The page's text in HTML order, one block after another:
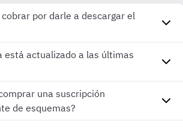
cobrar por darle a descargar el
está actualizado a las últimas
una suscripción
de esquemas?